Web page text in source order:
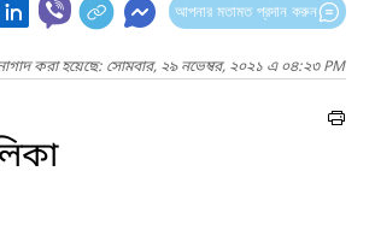
আপনার মতামত প্রদান করুন
করা হয়েছে: সোমবার, ২৯ নভেম্বর, ২০২১ এ ০৪:২৩ PM